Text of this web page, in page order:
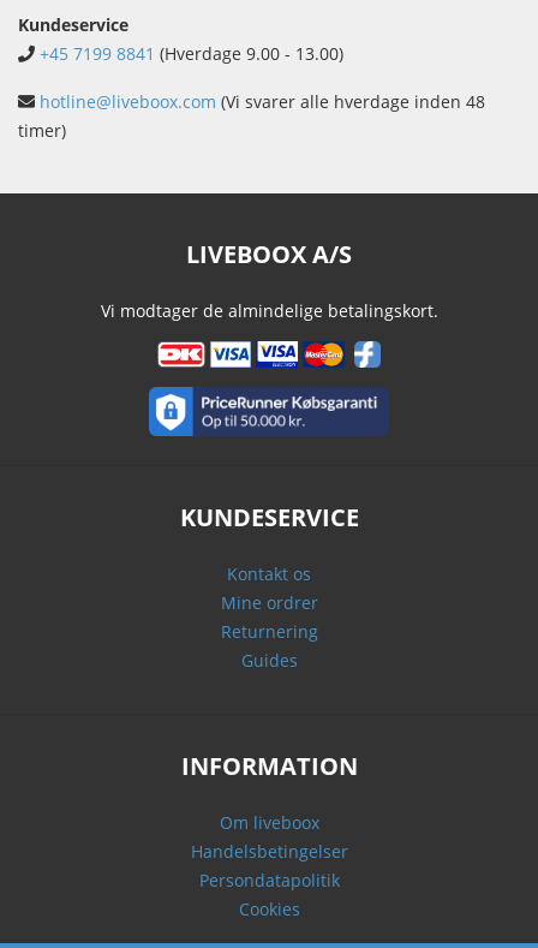
Kundeservice
+45 7199 8841 (Hverdage 9.00 - 13.00)
hotline@liveboox.com (Vi svarer alle hverdage inden 48
timer)
LIVEBOOX A/S
Vi modtager de almindelige betalingskort.
KUNDESERVICE
Kontakt os
Mine ordrer
Returnering
Guides
INFORMATION
Om liveboox
Handelsbetingelser
Persondatapolitik
Cookies